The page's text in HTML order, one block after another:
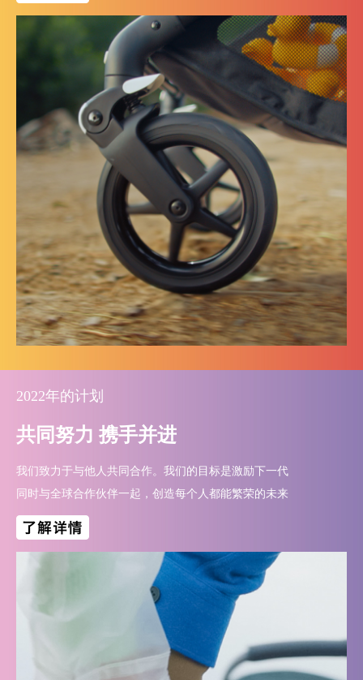
2022年的计划
共同努力 携手并进
我们致力于与他人共同合作。我们的目标是激励下一代
同时与全球合作伙伴一起，创造每个人都能繁荣的未来